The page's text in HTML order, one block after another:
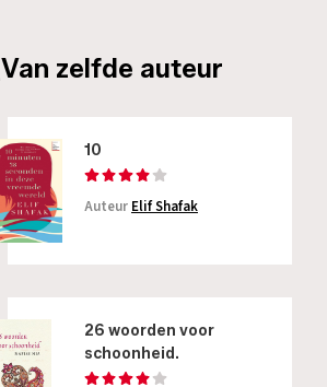
_Van zelfde auteur
10
Auteur Elif Shafak
26 woorden voor
schoonheid.